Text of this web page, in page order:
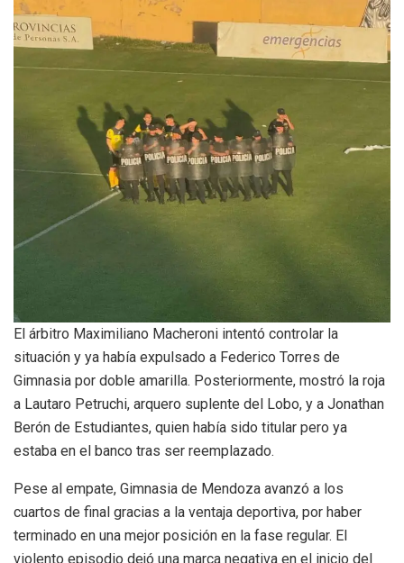
El árbitro Maximiliano Macheroni intentó controlar la
situación y ya había expulsado a Federico Torres de
Gimnasia por doble amarilla. Posteriormente, mostró la roja
a Lautaro Petruchi, arquero suplente del Lobo, y a Jonathan
Berón de Estudiantes, quien había sido titular pero ya
estaba en el banco tras ser reemplazado.
Pese al empate, Gimnasia de Mendoza avanzó a los
cuartos de final gracias a la ventaja deportiva, por haber
terminado en una mejor posición en la fase regular. El
violento episodio dejó una marca negativa en el inicio del